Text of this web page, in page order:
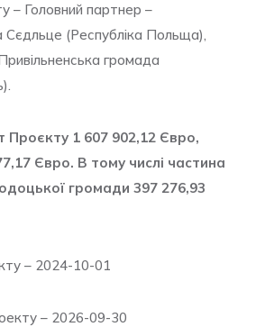
– Головний партнер –
Сєдльце (Республіка Польща),
громада
1 607 902,12 Євро,
Євро. В тому числі частина
громади 397 276,93
– 2024-10-01
– 2026-09-30